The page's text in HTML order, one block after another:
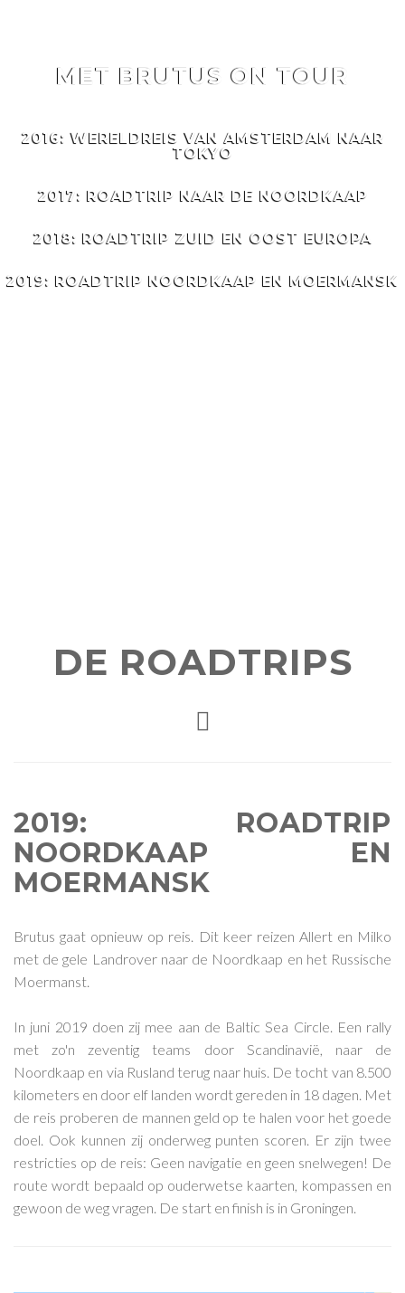
MET BRUTUS ON TOUR
2016: WERELDREIS VAN AMSTERDAM NAAR
TOKYO
2017: ROADTRIP NAAR DE NOORDKAAP
2018: ROADTRIP ZUID EN OOST EUROPA
2019: ROADTRIP NOORDKAAP EN MOERMANSK
DE ROADTRIPS
2019: ROADTRIP
NOORDKAAP EN
MOERMANSK
Brutus gaat opnieuw op reis. Dit keer reizen Allert en Milko
met de gele Landrover naar de Noordkaap en het Russische
Moermanst.
In juni 2019 doen zij mee aan de Baltic Sea Circle. Een rally
met zo'n zeventig teams door Scandinavië, naar de
Noordkaap en via Rusland terug naar huis. De tocht van 8.500
kilometers en door elf landen wordt gereden in 18 dagen. Met
de reis proberen de mannen geld op te halen voor het goede
doel. Ook kunnen zij onderweg punten scoren. Er zijn twee
restricties op de reis: Geen navigatie en geen snelwegen! De
route wordt bepaald op ouderwetse kaarten, kompassen en
gewoon de weg vragen. De start en finish is in Groningen.